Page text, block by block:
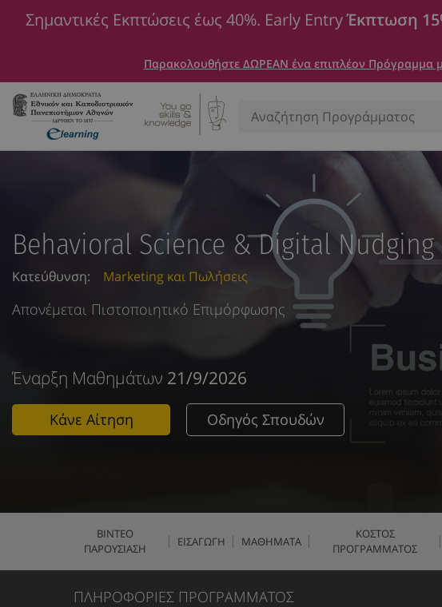
Σημαντικές Εκπτώσεις έως 40%. Early EntryΈκπτωση
Παρακολουθήστε ΔΩΡΕΑΝ ένα επιπλέον Πρόγραμμα
Αναζήτηση:
Behavioral Science & Digital Nudging
Κατεύθυνση: Marketing και Πωλήσεις
Απονέμεται Πιστοποιητικό Επιμόρφωσης
Έναρξη Μαθημάτων 21/9/2026
Κάνε Αίτηση Οδηγός Σπουδών
ΒΙΝΤΕΟ
ΠΑΡΟΥΣΙΑΣΗ
ΕΙΣΑΓΩΓΗ ΜΑΘΗΜΑΤΑ
ΚΟΣΤΟΣ
ΠΡΟΓΡΑΜΜΑΤΟΣ
ΠΛΗΡΟΦΟΡΙΕΣ ΠΡΟΓΡΑΜΜΑΤΟΣ